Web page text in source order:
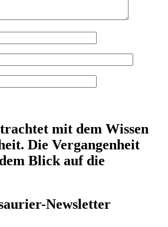
mit dem Wissen
Die Vergangenheit
Blick auf die
Newsletter